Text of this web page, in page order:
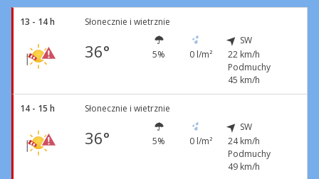
13 - 14 h Słonecznie i wietrznie
36° 5% 0 l/m²
SW
22 km/h
Podmuchy
45 km/h
14 - 15 h Słonecznie i wietrznie
36° 5% 0 l/m²
SW
24 km/h
Podmuchy
49 km/h